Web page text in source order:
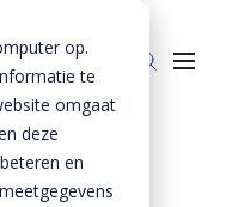
op.
te
omgaat
deze
en
»Bloktreden